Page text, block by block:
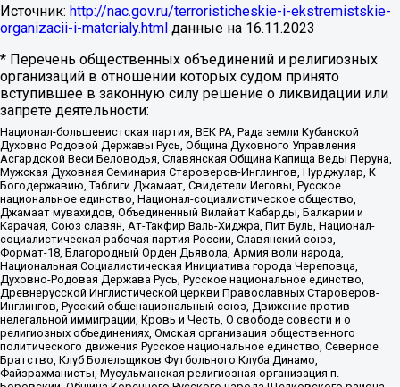
Источник: http://nac.gov.ru/terroristicheskie-i-ekstremistskie-
organizacii-i-materialy.html данные на 16.11.2023
* Перечень общественных объединений и религиозных
организаций в отношении которых судом принято
вступившее в законную силу решение о ликвидации или
запрете деятельности:
Национал-большевистская партия, ВЕК РА, Рада земли Кубанской
Духовно Родовой Державы Русь, Община Духовного Управления
Асгардской Веси Беловодья, Славянская Община Капища Веды Перуна,
Мужская Духовная Семинария Староверов-Инглингов, Нурджулар, К
Богодержавию, Таблиги Джамаат, Свидетели Иеговы, Русское
национальное единство, Национал-социалистическое общество,
Джамаат мувахидов, Объединенный Вилайат Кабарды, Балкарии и
Карачая, Союз славян, Ат-Такфир Валь-Хиджра, Пит Буль, Национал-
социалистическая рабочая партия России, Славянский союз,
Формат-18, Благородный Орден Дьявола, Армия воли народа,
Национальная Социалистическая Инициатива города Череповца,
Духовно-Родовая Держава Русь, Русское национальное единство,
Древнерусской Инглистической церкви Православных Староверов-
Инглингов, Русский общенациональный союз, Движение против
нелегальной иммиграции, Кровь и Честь, О свободе совести и о
религиозных объединениях, Омская организация общественного
политического движения Русское национальное единство, Северное
Братство, Клуб Болельщиков Футбольного Клуба Динамо,
Файзрахманисты, Мусульманская религиозная организация п.